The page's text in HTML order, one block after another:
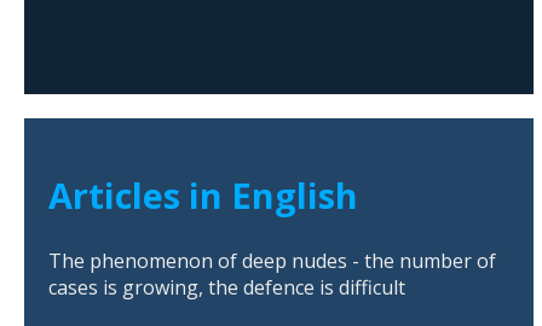
Articles in English
The phenomenon of deep nudes - the number of
cases is growing, the defence is difficult